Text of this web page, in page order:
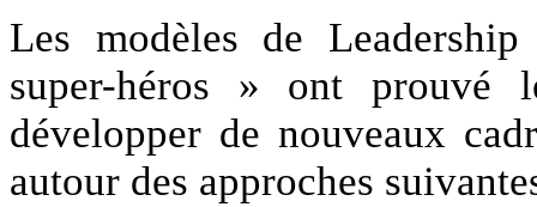
Les modèles de
super-héros » ont prouvé
développer de nouveaux
autour des approches